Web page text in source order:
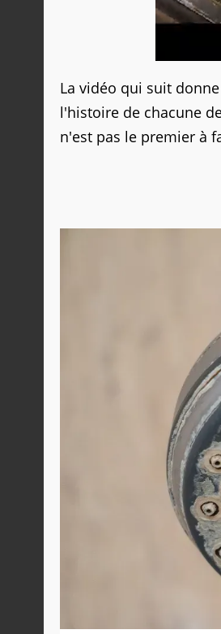
La vidéo qui suit
l'histoire de chacune
n'est pas le premier à